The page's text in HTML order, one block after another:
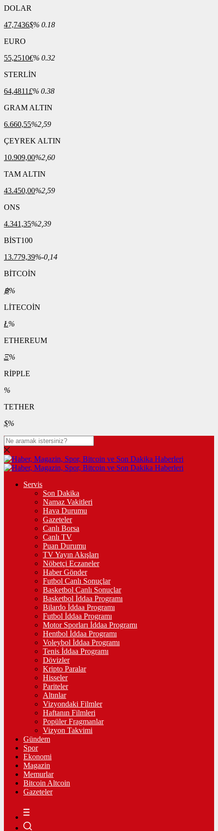
DOLAR
47,7436$% 0.18
EURO
55,2510€% 0.32
STERLİN
64,4811£% 0.38
GRAM ALTIN
6.660,55%2,59
ÇEYREK ALTIN
10.909,00%2,60
TAM ALTIN
43.450,00%2,59
ONS
4.341,35%2,39
BİST100
13.779,39%-0,14
BİTCOİN
฿%
LİTECOİN
Ł%
ETHEREUM
Ξ%
RİPPLE
%
TETHER
$%
Servis
Son Dakika
Namaz Vakitleri
Hava Durumu
Gazeteler
Canlı Borsa
Canlı TV
Puan Durumu
TV Yayın Akışları
Nöbetçi Eczaneler
Haber Gönder
Futbol Canlı Sonuçlar
Basketbol Canlı Sonuçlar
Basketbol İddaa Programı
Bilardo İddaa Programı
Futbol İddaa Programı
Motor Sporları İddaa Programı
Hentbol İddaa Programı
Voleybol İddaa Programı
Tenis İddaa Programı
Dövizler
Kripto Paralar
Hisseler
Pariteler
Altınlar
Vizyondaki Filmler
Haftanın Filmleri
Popüler Fragmanlar
Vizyon Takvimi
Gündem
Spor
Ekonomi
Magazin
Memurlar
Bitcoin Altcoin
Gazeteler